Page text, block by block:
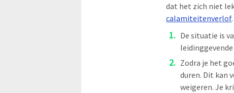
dat het zich niet
calamiteitenverlof
De situatie is
Zodra je het
duren. Dit kan
weigeren. Je